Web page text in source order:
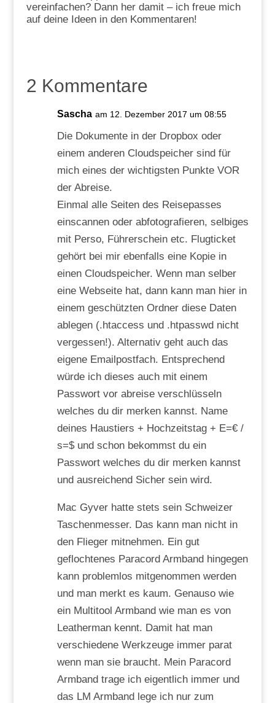
vereinfachen? Dann her damit – ich freue mich
auf deine Ideen in den Kommentaren!
2 Kommentare
Sascha am 12. Dezember 2017 um 08:55
Die Dokumente in der Dropbox oder
einem anderen Cloudspeicher sind für
mich eines der wichtigsten Punkte VOR
der Abreise.
Einmal alle Seiten des Reisepasses
einscannen oder abfotografieren, selbiges
mit Perso, Führerschein etc. Flugticket
gehört bei mir ebenfalls eine Kopie in
einen Cloudspeicher. Wenn man selber
eine Webseite hat, dann kann man hier in
einem geschützten Ordner diese Daten
ablegen (.htaccess und .htpasswd nicht
vergessen!). Alternativ geht auch das
eigene Emailpostfach. Entsprechend
würde ich dieses auch mit einem
Passwort vor abreise verschlüsseln
welches du dir merken kannst. Name
deines Haustiers + Hochzeitstag + E=€ /
s=$ und schon bekommst du ein
Passwort welches du dir merken kannst
und ausreichend Sicher sein wird.
Mac Gyver hatte stets sein Schweizer
Taschenmesser. Das kann man nicht in
den Flieger mitnehmen. Ein gut
geflochtenes Paracord Armband hingegen
kann problemlos mitgenommen werden
und man merkt es kaum. Genauso wie
ein Multitool Armband wie man es von
Leatherman kennt. Damit hat man
verschiedene Werkzeuge immer parat
wenn man sie braucht. Mein Paracord
Armband trage ich eigentlich immer und
das LM Armband lege ich nur zum